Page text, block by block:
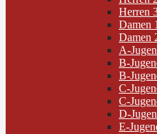
Herren
Damen 1
Damen
A-
B-
B-
C-
C-
D-
E-